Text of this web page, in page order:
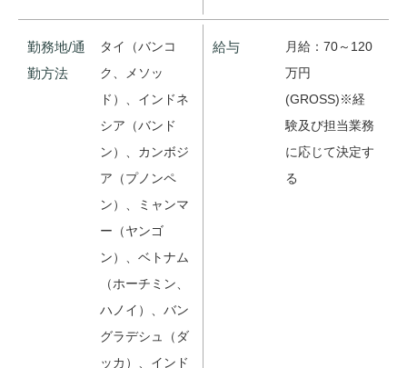
勤務地/通
勤方法
タイ（バンコ
ク、メソッ
ド）、インドネ
シア（バンド
ン）、カンボジ
ア（プノンペ
ン）、ミャンマ
ー（ヤンゴ
ン）、ベトナム
（ホーチミン、
ハノイ）、バン
グラデシュ（ダ
ッカ）、インド
給与
月給：70～120
万円
(GROSS)※経
験及び担当業務
に応じて決定す
る